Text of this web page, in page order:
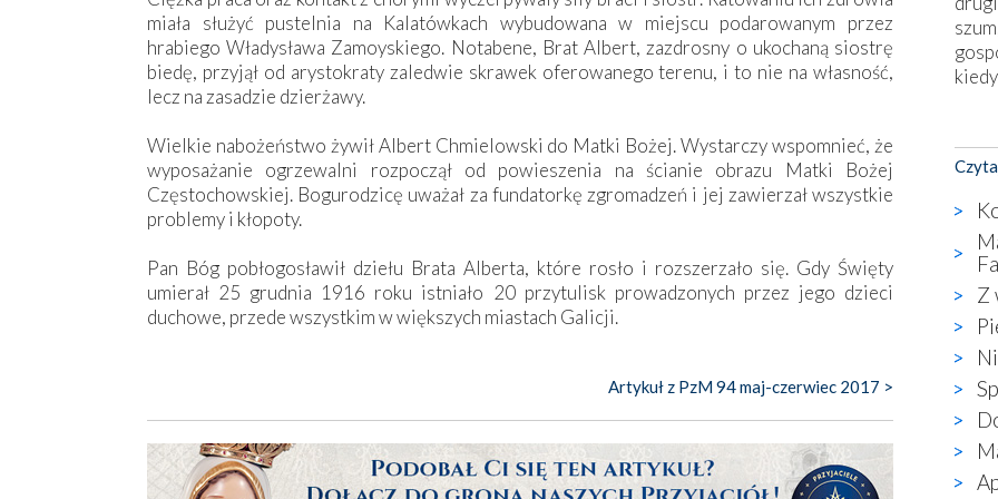
miała służyć pustelnia na Kalatówkach wybudowana w miejscu podarowanym przez
hrabiego Władysława Zamoyskiego. Notabene, Brat Albert, zazdrosny o ukochaną siostrę
biedę, przyjął od arystokraty zaledwie skrawek oferowanego terenu, i to nie na własność,
lecz na zasadzie dzierżawy.
Wielkie nabożeństwo żywił Albert Chmielowski do Matki Bożej. Wystarczy wspomnieć, że
wyposażanie ogrzewalni rozpoczął od powieszenia na ścianie obrazu Matki Bożej
Częstochowskiej. Bogurodzicę uważał za fundatorkę zgromadzeń i jej zawierzał wszystkie
problemy i kłopoty.
Pan Bóg pobłogosławił dziełu Brata Alberta, które rosło i rozszerzało się. Gdy Święty
umierał 25 grudnia 1916 roku istniało 20 przytulisk prowadzonych przez jego dzieci
duchowe, przede wszystkim w większych miastach Galicji.
Artykuł z PzM 94 maj-czerwiec 2017 >
co
Z